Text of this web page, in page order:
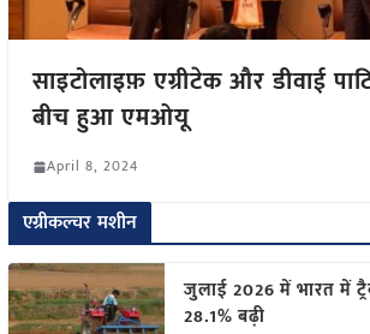
साइटोलाइफ़ एग्रीटेक और डीवाई
बीच हुआ एमओयू
April 8, 2024
एग्रीकल्चर मशीन
जुलाई 2026 में भारत में
28.1% बढ़ी